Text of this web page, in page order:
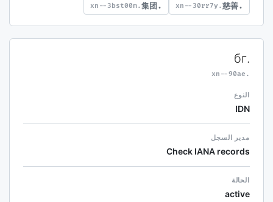
.慈善
.xn--30rr7y
.集团
.xn--3bst00m
.бг
.xn--90ae
النوع
IDN
مدير السجل
Check IANA records
الحالة
active